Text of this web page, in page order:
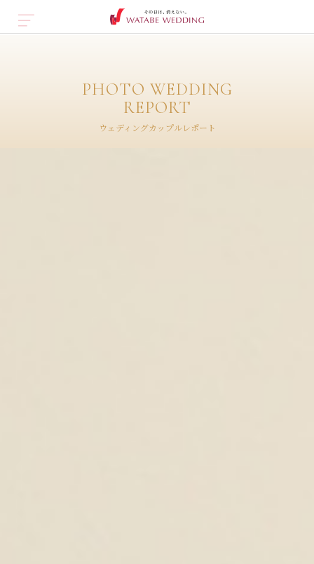
PHOTO WEDDING
REPORT
ウェディングカップルレポート